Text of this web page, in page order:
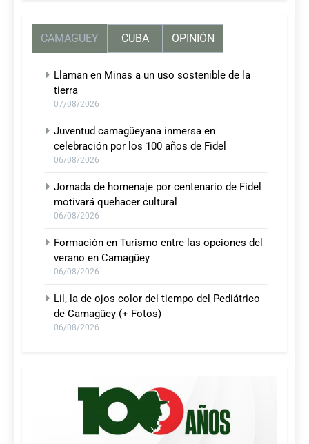
CAMAGUEY CUBA OPINIÓN
Llaman en Minas a un uso sostenible de la
tierra
07/08/2026
Juventud camagüeyana inmersa en
celebración por los 100 años de Fidel
06/08/2026
Jornada de homenaje por centenario de Fidel
motivará quehacer cultural
06/08/2026
Formación en Turismo entre las opciones del
verano en Camagüey
06/08/2026
Lil, la de ojos color del tiempo del Pediátrico
de Camagüey (+ Fotos)
06/08/2026